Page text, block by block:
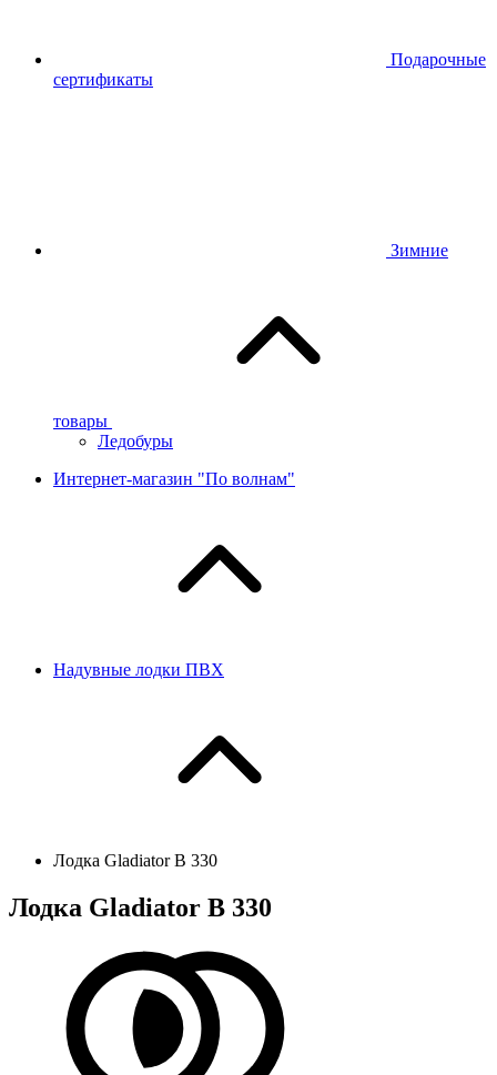
Подарочные
сертификаты
Зимние
товары
Ледобуры
Интернет-магазин "По волнам"
Надувные лодки ПВХ
Лодка Gladiator B 330
Лодка Gladiator B 330